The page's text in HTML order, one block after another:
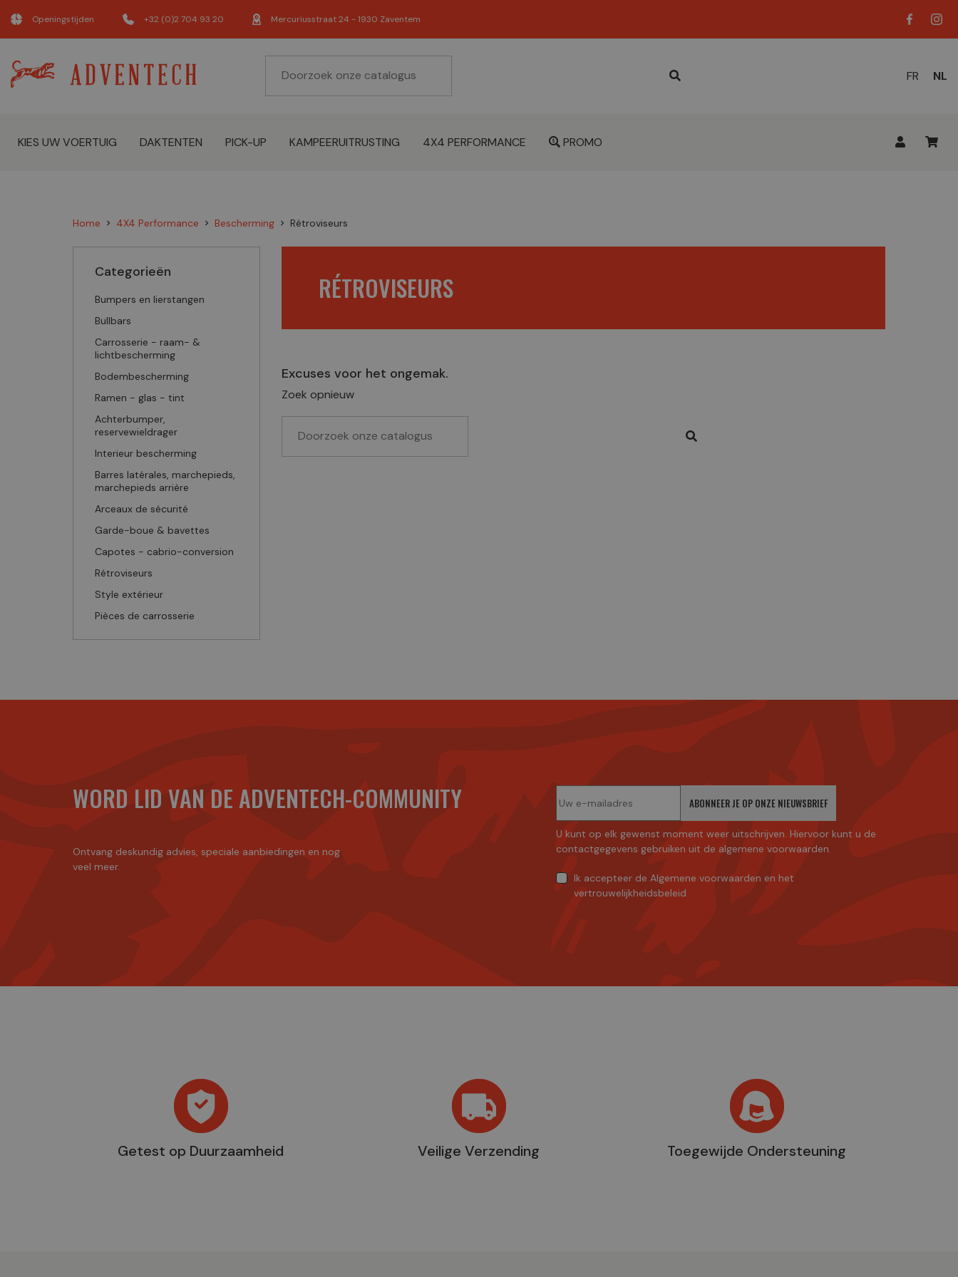
Openingstijden +32 (0)2 704 93 20 Mercuriusstraat 24 - 1930 Zaventem
FR NL
KIES UW VOERTUIG DAKTENTEN PICK-UP KAMPEERUITRUSTING 4X4 PERFORMANCE PROMO
Home chevron_right 4X4 Performance chevron_right Bescherming chevron_right Rétroviseurs
Categorieën
Bumpers en lierstangen
Bullbars
Carrosserie - raam- &
lichtbescherming
Bodembescherming
Ramen - glas - tint
Achterbumper,
reservewieldrager
Interieur bescherming
Barres latérales, marchepieds,
marchepieds arrière
Arceaux de sécurité
Garde-boue & bavettes
Capotes - cabrio-conversion
Rétroviseurs
Style extérieur
Pièces de carrosserie
RÉTROVISEURS
Excuses voor het ongemak.
Zoek opnieuw
WORD LID VAN DE ADVENTECH-COMMUNITY
Ontvang deskundig advies, speciale aanbiedingen en nog
veel meer.
ABONNEER JE OP ONZE NIEUWSBRIEF
U kunt op elk gewenst moment weer uitschrijven. Hiervoor kunt u de
contactgegevens gebruiken uit de algemene voorwaarden.
Ik accepteer de Algemene voorwaarden en het
vertrouwelijkheidsbeleid
Getest op Duurzaamheid Veilige Verzending Toegewijde Ondersteuning